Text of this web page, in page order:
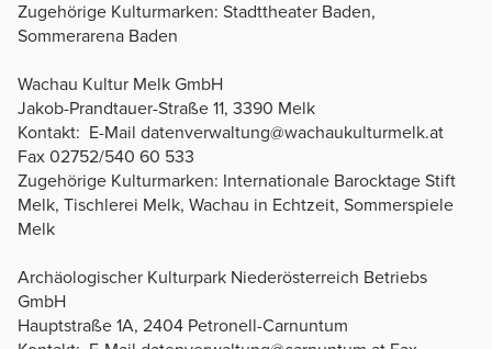
Zugehörige Kulturmarken: Stadttheater Baden,
Sommerarena Baden
Wachau Kultur Melk GmbH
Jakob-Prandtauer-Straße 11, 3390 Melk
Kontakt: E-Mail datenverwaltung@wachaukulturmelk.at
Fax 02752/540 60 533
Zugehörige Kulturmarken: Internationale Barocktage Stift
Melk, Tischlerei Melk, Wachau in Echtzeit, Sommerspiele
Melk
Archäologischer Kulturpark Niederösterreich Betriebs
GmbH
Hauptstraße 1A, 2404 Petronell-Carnuntum